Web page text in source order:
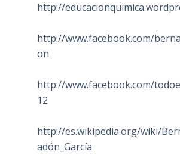
http://
http://www.facebook.com/
on
http://www.facebook.com/
12
http://es.wikipedia.org/wiki/
adón_García